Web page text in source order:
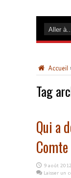
Accueil
Tag
Qui a
9 août 2012
Laisser un